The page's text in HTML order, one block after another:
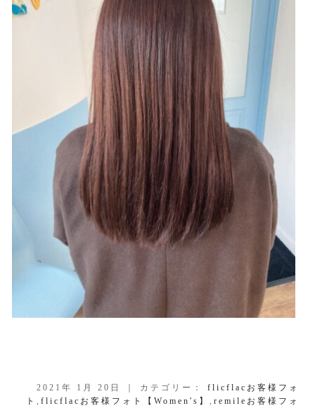
2021年 1月 20日 ｜ カテゴリー：flicflacお客様フォ
ト,flicflacお客様フォト【Women's】,remileお客様フォ